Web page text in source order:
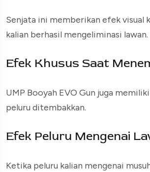
Senjata ini memberikan efek visual
kalian berhasil mengeliminasi lawan.
Efek Khusus Saat
UMP Booyah EVO Gun juga
peluru ditembakkan.
Efek Peluru Mengenai
Ketika peluru kalian mengenai